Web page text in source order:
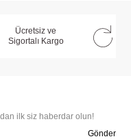
Ücretsiz ve
Sigortalı Kargo
ilk siz haberdar olun!
Gönder